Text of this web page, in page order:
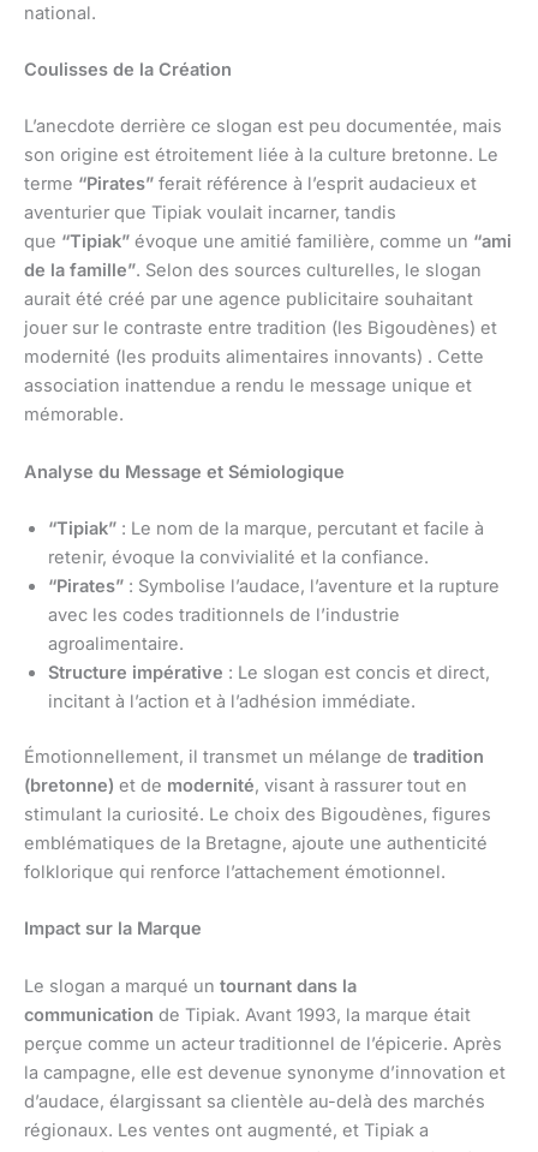
national.
Coulisses de la Création
L’anecdote derrière ce slogan est peu documentée, mais
son origine est étroitement liée à la culture bretonne. Le
terme “Pirates” ferait référence à l’esprit audacieux et
aventurier que Tipiak voulait incarner, tandis
que “Tipiak” évoque une amitié familière, comme un “ami
de la famille”. Selon des sources culturelles, le slogan
aurait été créé par une agence publicitaire souhaitant
jouer sur le contraste entre tradition (les Bigoudènes) et
modernité (les produits alimentaires innovants) . Cette
association inattendue a rendu le message unique et
mémorable.
Analyse du Message et Sémiologique
“Tipiak” : Le nom de la marque, percutant et facile à
retenir, évoque la convivialité et la confiance.
“Pirates” : Symbolise l’audace, l’aventure et la rupture
avec les codes traditionnels de l’industrie
agroalimentaire.
Structure impérative : Le slogan est concis et direct,
incitant à l’action et à l’adhésion immédiate.
Émotionnellement, il transmet un mélange de tradition
(bretonne) et de modernité, visant à rassurer tout en
stimulant la curiosité. Le choix des Bigoudènes, figures
emblématiques de la Bretagne, ajoute une authenticité
folklorique qui renforce l’attachement émotionnel.
Impact sur la Marque
Le slogan a marqué un tournant dans la
communication de Tipiak. Avant 1993, la marque était
perçue comme un acteur traditionnel de l’épicerie. Après
la campagne, elle est devenue synonyme d’innovation et
d’audace, élargissant sa clientèle au-delà des marchés
régionaux. Les ventes ont augmenté, et Tipiak a